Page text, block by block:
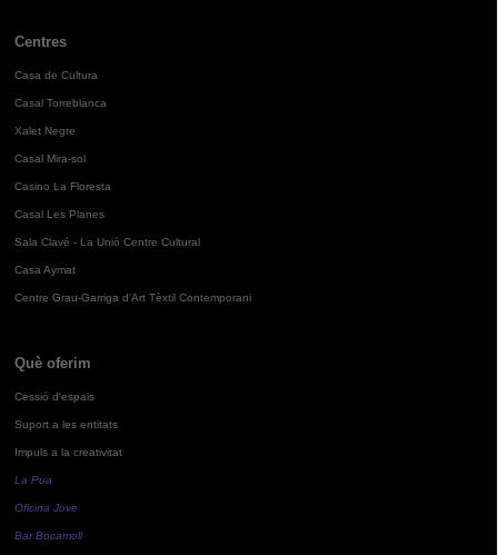
Centres
Casa de Cultura
Casal Torreblanca
Xalet Negre
Casal Mira-sol
Casino La Floresta
Casal Les Planes
Sala Clavé - La Unió Centre Cultural
Casa Aymat
Centre Grau-Garriga d'Art Tèxtil Contemporani
Què oferim
Cessió d'espais
Suport a les entitats
Impuls a la creativitat
La Pua
Oficina Jove
Bar Bocamoll